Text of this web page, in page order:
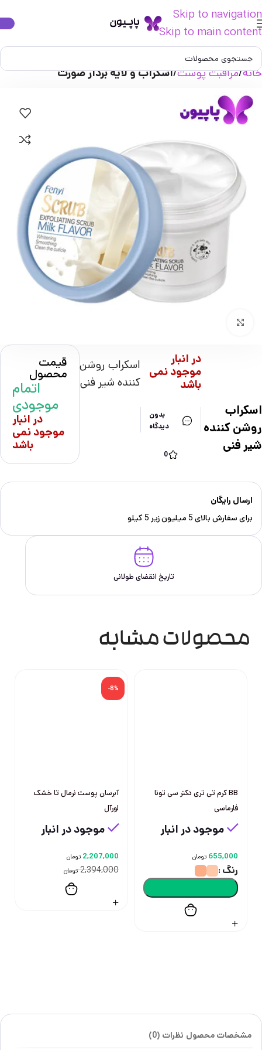
Skip to navigation
Skip to main content
خانه مراقبت پوست اسکراب و لایه بردار صورت
در انبار
موجود نمی
باشد
بدون
دیدگاه
0
اسکراب
روشن کننده
شیر فنی
اسکراب روشن
کننده شیر فنی
قیمت
محصول
اتمام
موجودی
در انبار
موجود نمی
باشد
ارسال رایگان
برای سفارش‌ بالای 5 میلیون زیر 5 کیلو
تاریخ انقضای طولانی
محصولات مشابه
BB کرم تی تری دکتر سی تونا
فارماسی
موجود در انبار
655,000 تومان
رنگ
-8%
آبرسان پوست نرمال تا خشک
لورآل
موجود در انبار
2,394,000 تومان
2,207,000 تومان
مشخصات محصول نظرات (0)